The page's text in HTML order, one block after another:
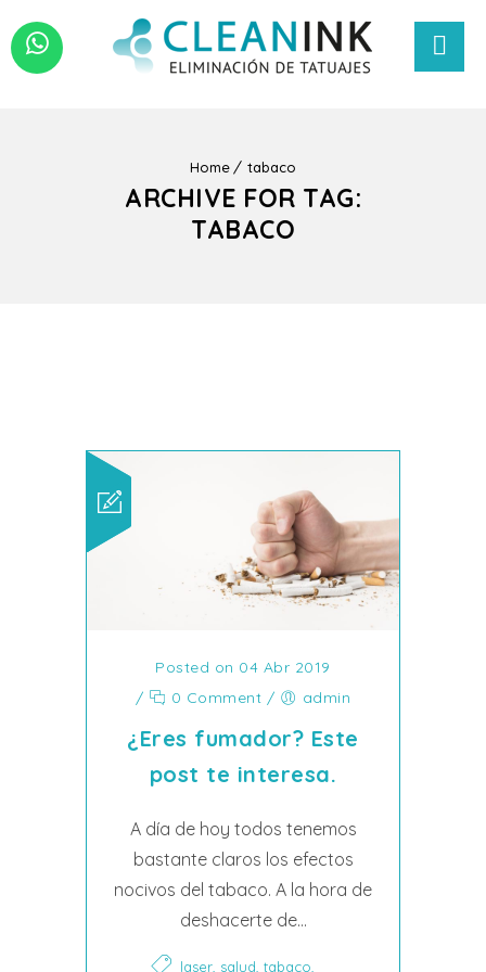
Home tabaco
ARCHIVE FOR TAG:
TABACO
Posted on 04 Abr 2019
/
0 Comment / admin
¿Eres fumador? Este
post te interesa.
A día de hoy todos tenemos
bastante claros los efectos
nocivos del tabaco. A la hora de
deshacerte de...
laser, salud, tabaco,